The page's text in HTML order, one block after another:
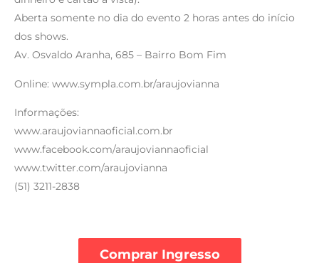
Aberta somente no dia do evento 2 horas antes do início
dos shows.
Av. Osvaldo Aranha, 685 – Bairro Bom Fim
Online: www.sympla.com.br/araujovianna
Informações:
www.araujoviannaoficial.com.br
www.facebook.com/araujoviannaoficial
www.twitter.com/araujovianna
(51) 3211-2838
Comprar Ingresso